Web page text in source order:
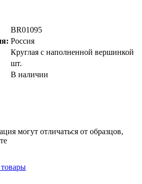
BR01095
Россия
Круглая с наполненной вершинкой
шт.
В наличии
могут отличаться от образцов,